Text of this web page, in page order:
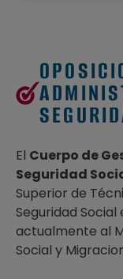
El Cuerpo de
Seguridad
Superior de
Seguridad Social
actualmente al
Social y